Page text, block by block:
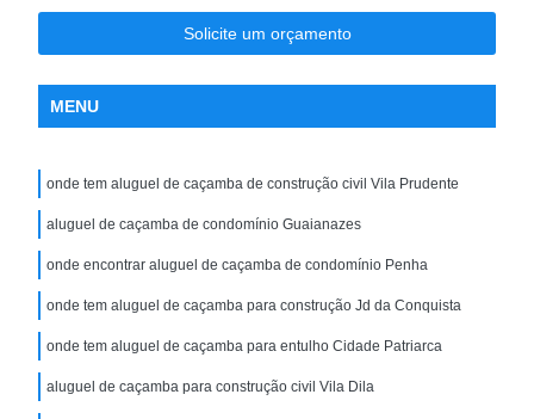
Solicite um orçamento
MENU
onde tem aluguel de caçamba de construção civil Vila Prudente
aluguel de caçamba de condomínio Guaianazes
onde encontrar aluguel de caçamba de condomínio Penha
onde tem aluguel de caçamba para construção Jd da Conquista
onde tem aluguel de caçamba para entulho Cidade Patriarca
aluguel de caçamba para construção civil Vila Dila